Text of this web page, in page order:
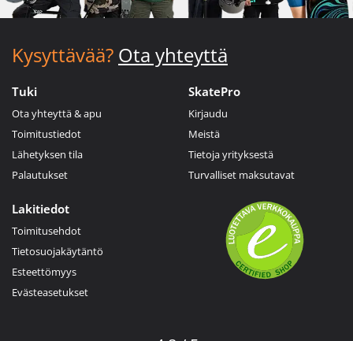
Kysyttävää? Ota yhteyttä
Tuki
Ota yhteyttä & apu
Toimitustiedot
Lähetyksen tila
Palautukset
SkatePro
Kirjaudu
Meistä
Tietoja yrityksestä
Turvalliset maksutavat
Lakitiedot
Toimitusehdot
Tietosuojakäytäntö
Esteettömyys
Evästeasetukset